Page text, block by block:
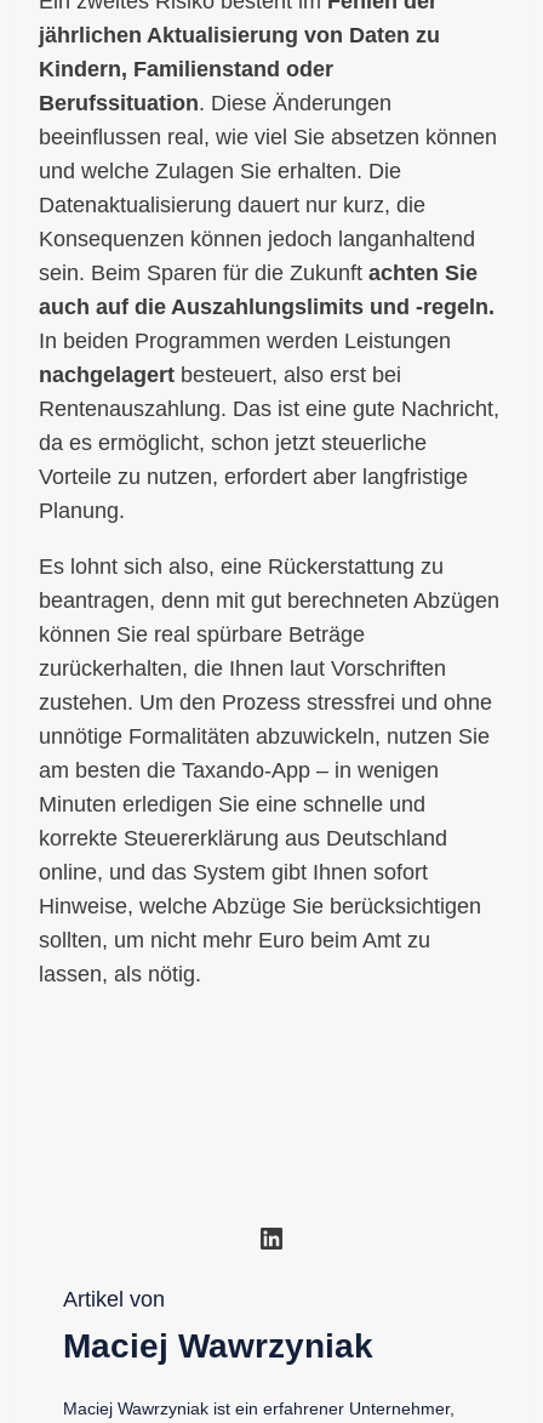
jährlichen Aktualisierung von Daten zu
Kindern, Familienstand oder
Berufssituation. Diese Änderungen
beeinflussen real, wie viel Sie absetzen können
und welche Zulagen Sie erhalten. Die
Datenaktualisierung dauert nur kurz, die
Konsequenzen können jedoch langanhaltend
sein. Beim Sparen für die Zukunft achten Sie
auch auf die Auszahlungslimits und -regeln.
In beiden Programmen werden Leistungen
nachgelagert besteuert, also erst bei
Rentenauszahlung. Das ist eine gute Nachricht,
da es ermöglicht, schon jetzt steuerliche
Vorteile zu nutzen, erfordert aber langfristige
Planung.
Es lohnt sich also, eine Rückerstattung zu
beantragen, denn mit gut berechneten Abzügen
können Sie real spürbare Beträge
zurückerhalten, die Ihnen laut Vorschriften
zustehen. Um den Prozess stressfrei und ohne
unnötige Formalitäten abzuwickeln, nutzen Sie
am besten die Taxando-App – in wenigen
Minuten erledigen Sie eine schnelle und
korrekte Steuererklärung aus Deutschland
online, und das System gibt Ihnen sofort
Hinweise, welche Abzüge Sie berücksichtigen
sollten, um nicht mehr Euro beim Amt zu
lassen, als nötig.
LinkedIn
Artikel von
Maciej Wawrzyniak
Maciej Wawrzyniak ist ein erfahrener Unternehmer,